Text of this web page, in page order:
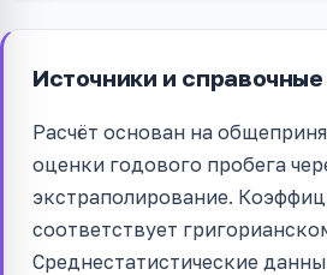
Источники и
Расчёт основан на
оценки годового пробега
экстраполирование.
соответствует
Среднестатистические